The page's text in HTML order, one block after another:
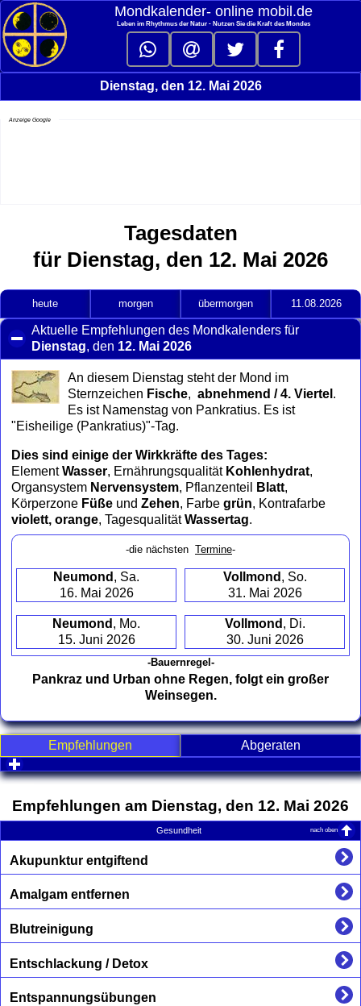
Mondkalender‑ online mobil.de
Leben im Rhythmus der Natur - Nutzen Sie die Kraft des Mondes
Dienstag, den 12. Mai 2026
Anzeige Google
Tagesdaten
für Dienstag, den 12. Mai 2026
heute morgen übermorgen 11.08.2026
Aktuelle Empfehlungen des Mondkalenders für
Dienstag, den 12. Mai 2026
to
collapse
contents
An diesem Dienstag steht der Mond im
Sternzeichen Fische, abnehmend / 4. Viertel .
Es ist Namenstag von Pankratius. Es ist
"Eisheilige (Pankratius)"-Tag.
Dies sind einige der Wirkkräfte des Tages:
ElementWasser, Ernährungsqualität Kohlenhydrat,
Organsystem Nervensystem, Pflanzenteil Blatt,
Körperzone Füße und Zehen, Farbe grün, Kontrafarbe
violett, orange, TagesqualitätWassertag.
-die nächsten Termine-
Neumond , Sa.
16. Mai 2026
Vollmond , So.
31. Mai 2026
Neumond , Mo.
15. Juni 2026
Vollmond , Di.
30. Juni 2026
-Bauernregel-
Pankraz und Urban ohne Regen, folgt ein großer
Weinsegen.
Empfehlungen
Abgeraten
click to expand contents
Empfehlungen am Dienstag, den 12. Mai 2026
Gesundheit nach oben
Akupunktur entgiftend
Amalgam entfernen
Blutreinigung
Entschlackung / Detox
Entspannungsübungen